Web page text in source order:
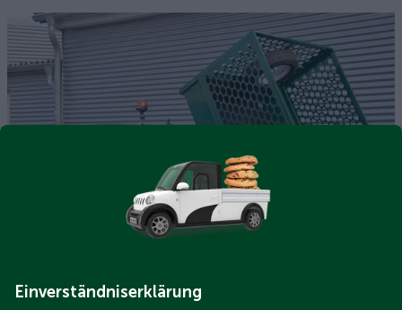
Einverständniserklärung